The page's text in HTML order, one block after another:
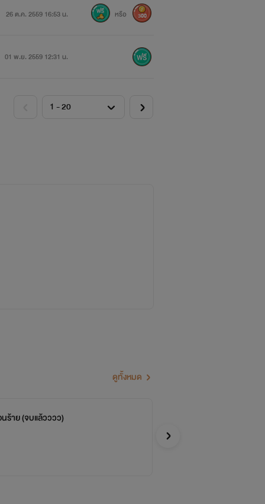
26 ต.ค. 2559 16:53 น. หรือ 300
01 พ.ย. 2559 12:31 น.
ดูทั้งหมด
ร้าย (จบแล้วววว)